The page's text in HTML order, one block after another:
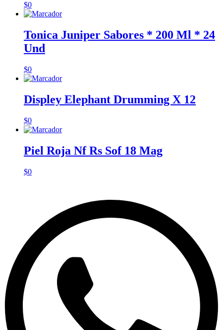
$0
Tonica Juniper Sabores * 200 Ml * 24
Und
$0
Displey Elephant Drumming X 12
$0
Piel Roja Nf Rs Sof 18 Mag
$0